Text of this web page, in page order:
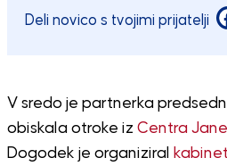
Deli novico s tvojimi prijatelji
V sredo je partnerka
obiskala otroke iz Centra
Dogodek je organiziral kabinet